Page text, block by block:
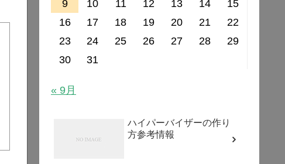
9
10 11 12 13 14
15
16
17 18 19 20 21
22
23
24 25 26 27 28
29
30
31
« 9月
ハイパーバイザーの作り
方参考情報